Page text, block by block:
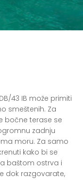
43 IB može primiti
smeštenih. Za
bočne terase se
zadnju
moru. Za samo
kako bi se
baštom ostrva i
dok razgovarate,